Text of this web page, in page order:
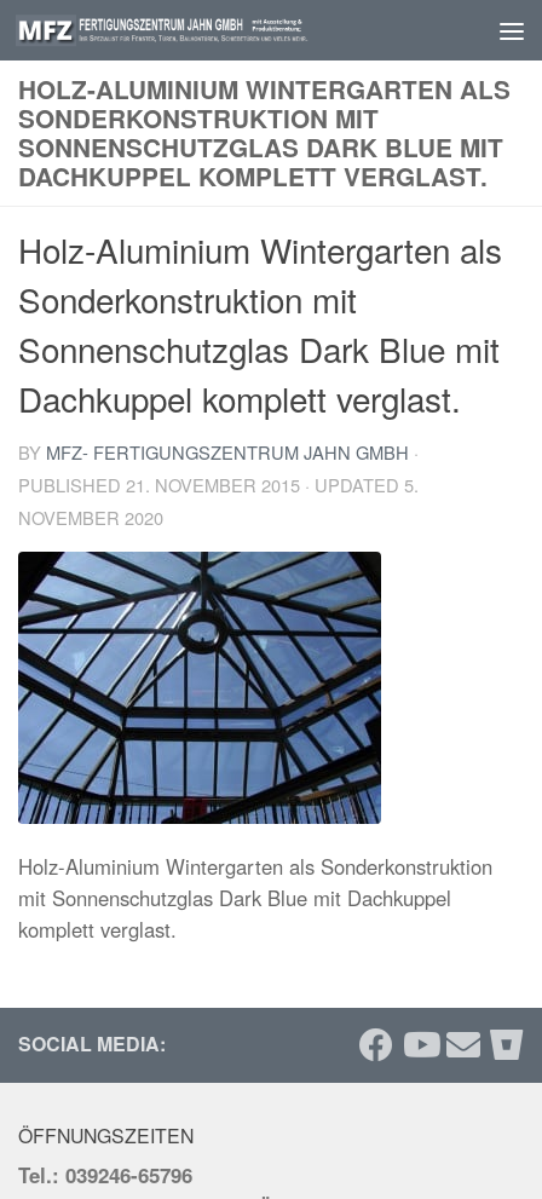
Skip to content
HOLZ-ALUMINIUM WINTERGARTEN ALS
SONDERKONSTRUKTION MIT
SONNENSCHUTZGLAS DARK BLUE MIT
DACHKUPPEL KOMPLETT VERGLAST.
Holz-Aluminium Wintergarten als
Sonderkonstruktion mit
Sonnenschutzglas Dark Blue mit
Dachkuppel komplett verglast.
BY MFZ- FERTIGUNGSZENTRUM JAHN GMBH ·
PUBLISHED 21. NOVEMBER 2015 · UPDATED 5.
NOVEMBER 2020
Holz-Aluminium Wintergarten als Sonderkonstruktion
mit Sonnenschutzglas Dark Blue mit Dachkuppel
komplett verglast.
SOCIAL MEDIA:
ÖFFNUNGSZEITEN
Tel.: 039246-65796